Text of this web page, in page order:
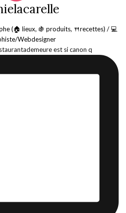
(🏠 lieux, 🍇 produits, 🍴recettes) / 💻
Webdesigner
est si canon q